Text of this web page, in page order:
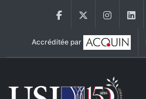
FacebookTwitter
Accréditée par